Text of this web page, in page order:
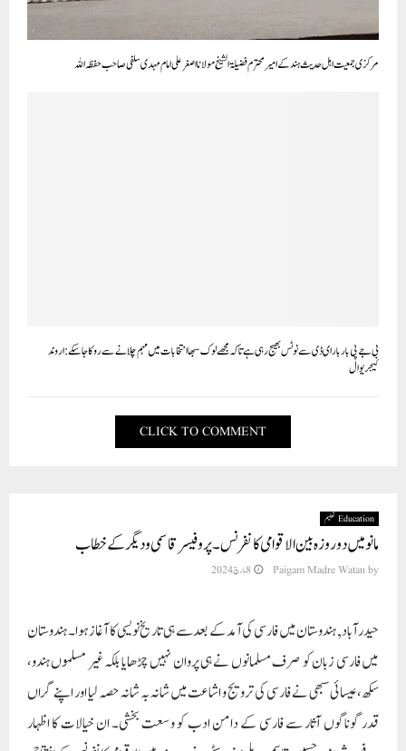
مرکزی جمعیت اہل حدیث ہند کے امیر محترم فضیلۃ الشیخ مولانا اصغر علی امام مہدی سلفی صاحب حفظہ اللہ
بی جے پی بار بار ای ڈی سے نوٹس بھیج رہی ہے تاکہ مجھے لوک سبھا انتخابات میں مہم چلانے سے روکا جا سکے: اروند
کیجریوال
CLICK TO COMMENT
Education تعلیم
مانو میں دو روزہ بین الاقوامی کانفرنس۔ پروفیسر قاسمی و دیگر کے خطاب
by
Paigam Madre Watan 8 مارچ 2024
حیدرآباد, ہندوستان میں فارسی کی آمد کے بعد سے ہی تاریخ نویسی کا آغاز ہوا۔ ہندوستان
میں فارسی زبان کو صرف مسلمانوں نے ہی پروان نہیں چڑھایا بلکہ غیر مسلموں ہندو،
سکھ، عیسائی سبھی نے فارسی کی ترویج و اشاعت میں شانہ بہ شانہ حصہ لیا اور اپنے گراں
قدر گوناگوں آثار سے فارسی کے دامن ادب کو وسعت بخشی۔ ان خیالات کا اظہار